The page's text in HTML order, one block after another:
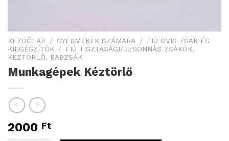
KEZDŐLAP / GYERMEKEK SZÁMÁRA /
FIÚ OVIS ZSÁK ÉS
KIEGÉSZÍTŐK /
FIÚ TISZTASÁGI/UZSONNÁS ZSÁKOK,
KÉZTÖRLŐ, BABZSÁK
Munkagépek Kéztörlő
2000 Ft